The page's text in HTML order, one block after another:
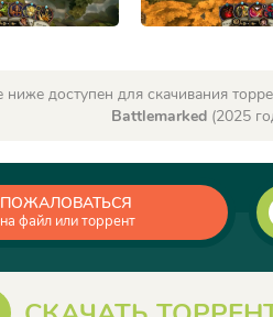
ниже доступен для скачивания
Battlemarked (2025
ПОЖАЛОВАТЬСЯ
на файл или торрент